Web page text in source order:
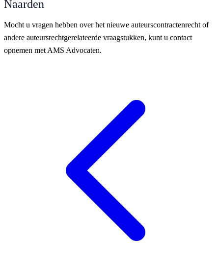
Naarden
Mocht u vragen hebben over het nieuwe auteurscontractenrecht of
andere auteursrechtgerelateerde vraagstukken, kunt u contact
opnemen met AMS Advocaten.